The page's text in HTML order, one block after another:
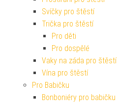
Svíčky pro štěstí
Trička pro štěstí
Pro děti
Pro dospělé
Vaky na záda pro štěstí
Vína pro štěstí
Pro Babičku
Bonboniéry pro babičku